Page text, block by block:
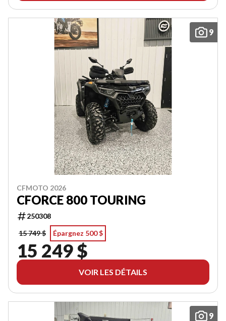
9
CFMOTO 2026
CFORCE 800 TOURING
250308
15 749 $
Épargnez 500 $
15 249 $
VOIR LES DÉTAILS
9